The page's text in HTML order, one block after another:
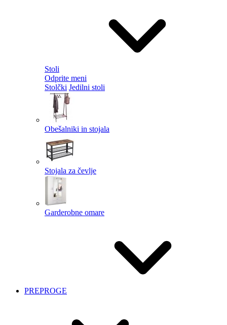
Stoli
Odprite meni
Stolčki Jedilni stoli
Obešalniki in stojala
Stojala za čevlje
Garderobne omare
PREPROGE